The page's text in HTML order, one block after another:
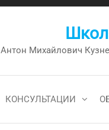
Антон Михайлович
КОНСУЛЬТАЦИИ